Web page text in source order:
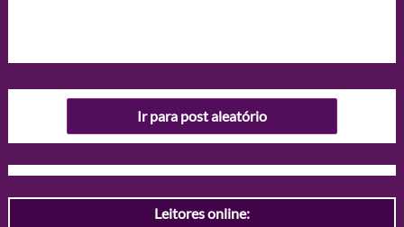
Ir para post aleatório
Leitores online: